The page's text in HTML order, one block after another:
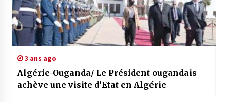
3 ans ago
Algérie-Ouganda/ Le Président ougandais
achève une visite d’Etat en Algérie